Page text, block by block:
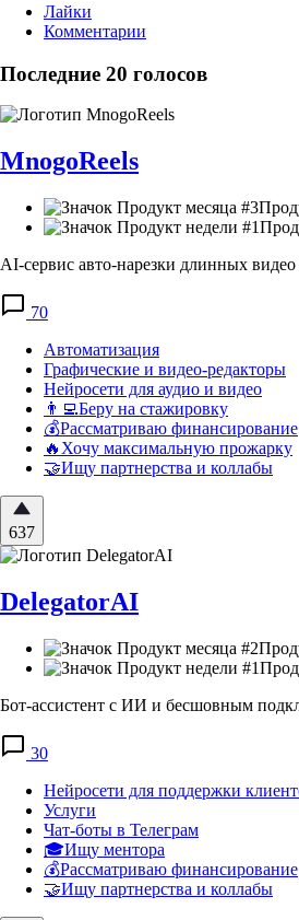
Лайки
Комментарии
Последние 20 голосов
MnogoReels
AI-сервис авто-нарезки длинных
70
Автоматизация
Графические и видео-редакторы
Нейросети для аудио и видео
👨‍💻Беру на стажировку
💰Рассматриваю финансирование
🔥Хочу максимальную прожарку
🤝Ищу партнерства и коллабы
637
DelegatorAI
Бот-ассистент с ИИ и бесшовным
30
Нейросети для поддержки
Услуги
Чат-боты в Телеграм
🎓Ищу ментора
💰Рассматриваю финансирование
🤝Ищу партнерства и коллабы